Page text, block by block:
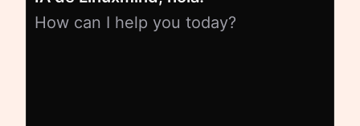
How can I help you today?